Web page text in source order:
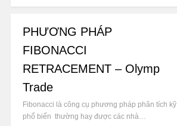
PHƯƠNG PHÁP
FIBONACCI
RETRACEMENT – Olymp
Trade
Fibonacci là công cụ phương pháp phân tích
phổ biến thường hay được các nhà…